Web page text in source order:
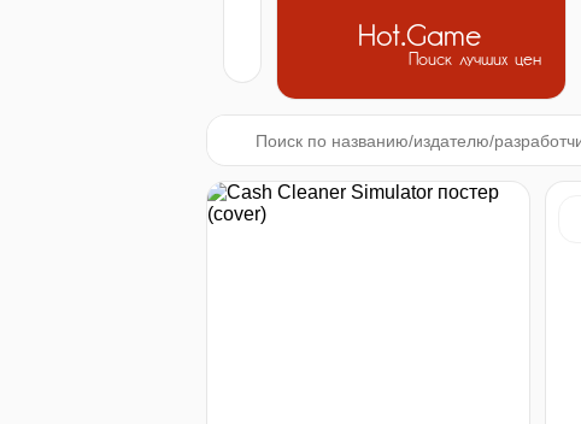
Hot.Game
Поиск лучших цен